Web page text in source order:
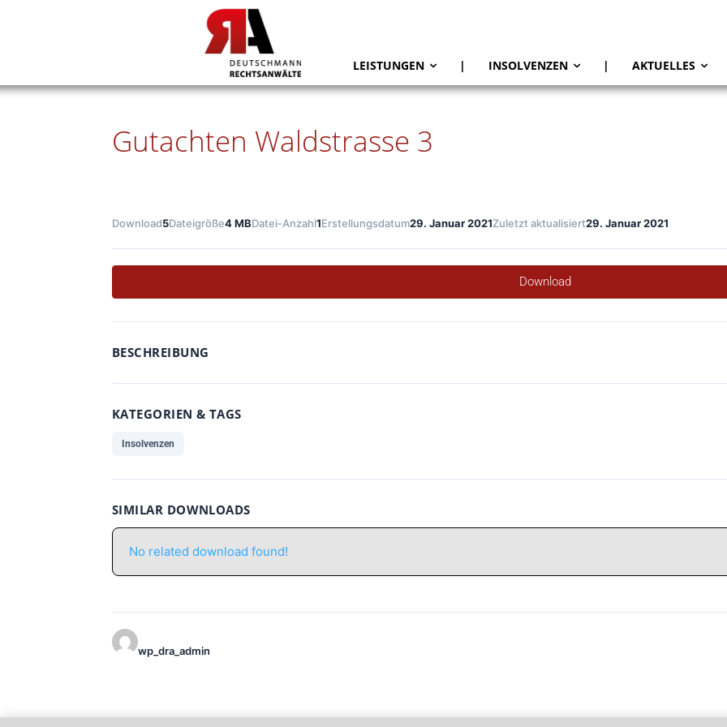
LEISTUNGEN | INSOLVENZEN | AKTUELLES
Gutachten Waldstrasse 3
Download5Dateigröße4 MBDatei-Anzahl1Erstellungsdatum29. Januar 2021Zuletzt aktualisiert29. Januar 2021
Download
BESCHREIBUNG
KATEGORIEN & TAGS
Insolvenzen
SIMILAR DOWNLOADS
No related download found!
wp_dra_admin